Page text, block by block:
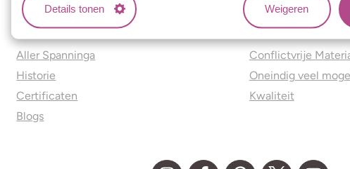
Details tonen Weigeren
Over ons
Aller Spanninga
Historie
Certificaten
Blogs
Jouw
Conflictvrije
Oneindig veel
Kwaliteit